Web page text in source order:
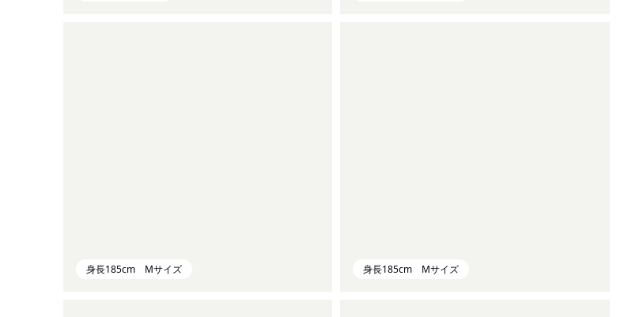
身長185cm Mサイズ 身長185cm Mサイズ